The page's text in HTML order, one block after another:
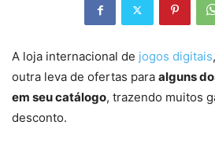
A loja internacional de jogos digitais,
outra leva de ofertas para alguns
em seu catálogo, trazendo muitos
desconto.